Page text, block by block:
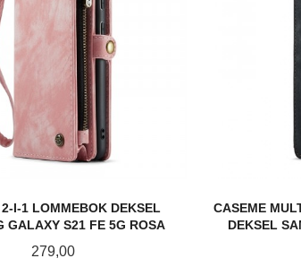
I-1 LOMMEBOK DEKSEL
GALAXY S21 FE 5G ROSA
Pris
279,00
CASEME
DEKSEL